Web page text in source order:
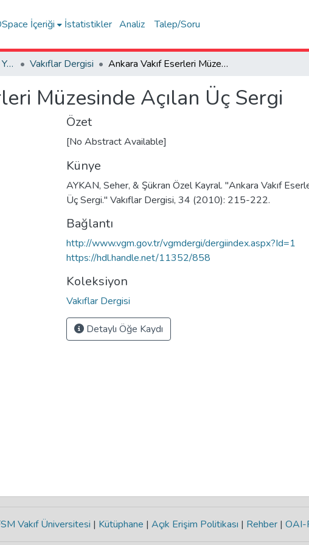
İçeriği İstatistikler Analiz Talep/Soru
Vakıflar Genel Müdürlüğü Yayınları Vakıflar Dergisi Ankara Vakıf Eserleri Müzesinde Açılan Üç Sergi
Müzesinde Açılan Üç Sergi
Özet
[No Abstract Available]
Künye
AYKAN, Seher, & Şükran Özel Kayral. "Ankara Vakıf
Üç Sergi." Vakıflar Dergisi, 34 (2010): 215-222.
Bağlantı
http://www.vgm.gov.tr/vgmdergi/dergiindex.aspx?Id=1
https://hdl.handle.net/11352/858
Koleksiyon
Vakıflar Dergisi
Detaylı Öğe Kaydı
Vakıf Üniversitesi | Kütüphane | Açık Erişim Politikası | Rehber | OAI-